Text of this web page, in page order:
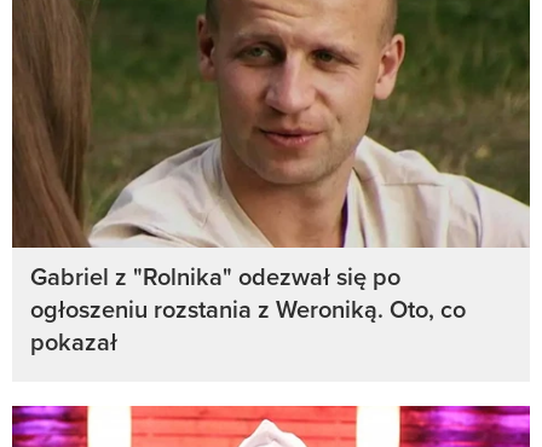
Gabriel z "Rolnika" odezwał się po
ogłoszeniu rozstania z Weroniką. Oto, co
pokazał